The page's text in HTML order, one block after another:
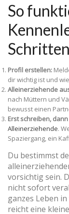
So
Schritten
Profil erstellen:
dir wichtig ist und
Alleinerziehende
nach Müttern und
bewusst einen
Erst schreiben,
Alleinerziehende.
Spaziergang, ein
Du bestimmst
vorsichtig sein.
nicht sofort
ganzes Leben
reicht eine